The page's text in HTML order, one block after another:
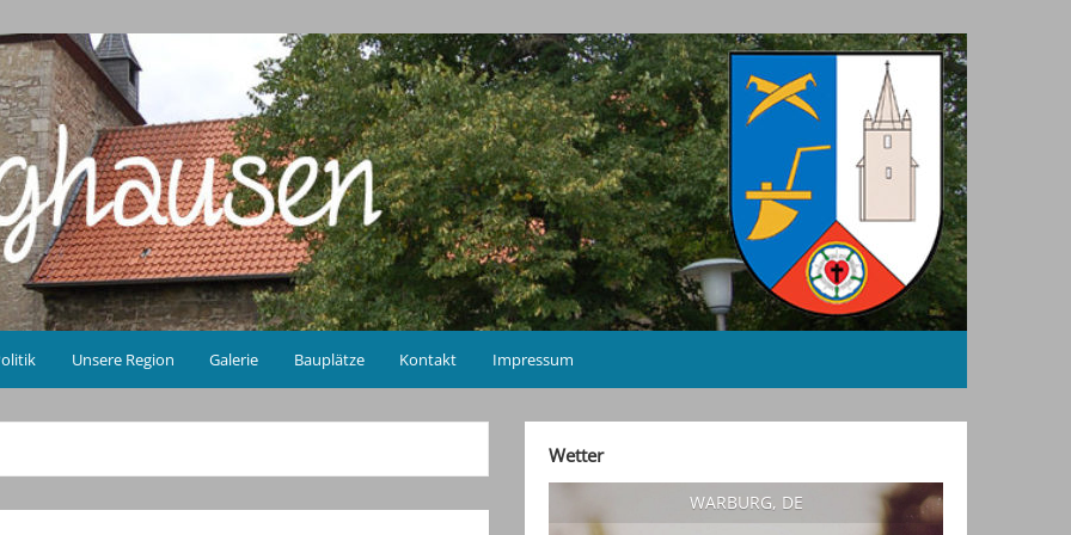
Unsere Region Galerie Bauplätze Kontakt Impressum
Wetter
WARBURG, DE